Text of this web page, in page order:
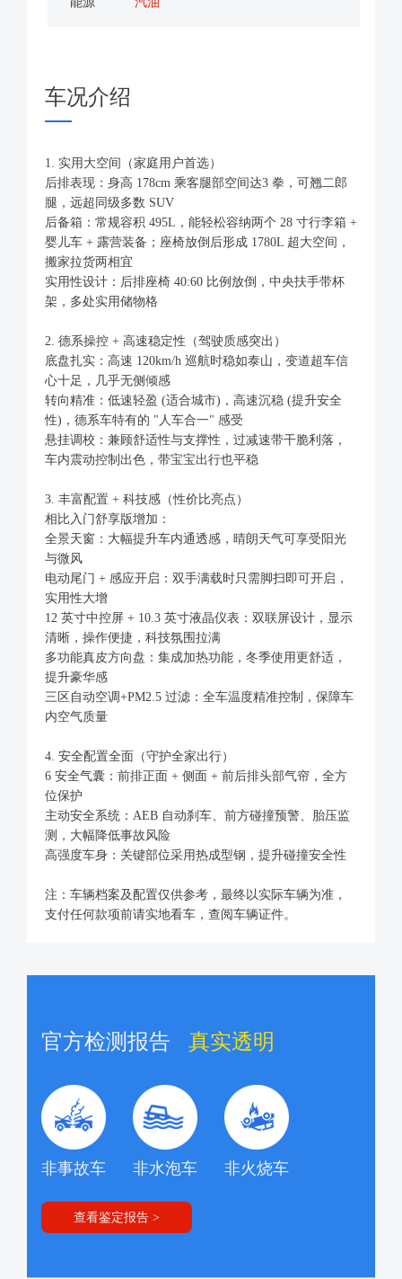
车况介绍
1. 实用大空间（家庭用户首选）
后排表现：身高 178cm 乘客腿部空间达3 拳，可翘二郎
腿，远超同级多数 SUV
后备箱：常规容积 495L，能轻松容纳两个 28 寸行李箱 +
婴儿车 + 露营装备；座椅放倒后形成 1780L 超大空间，
搬家拉货两相宜
实用性设计：后排座椅 40:60 比例放倒，中央扶手带杯
架，多处实用储物格
2. 德系操控 + 高速稳定性（驾驶质感突出）
底盘扎实：高速 120km/h 巡航时稳如泰山，变道超车信
心十足，几乎无侧倾感
转向精准：低速轻盈 (适合城市)，高速沉稳 (提升安全
性)，德系车特有的 "人车合一" 感受
悬挂调校：兼顾舒适性与支撑性，过减速带干脆利落，
车内震动控制出色，带宝宝出行也平稳
3. 丰富配置 + 科技感（性价比亮点）
相比入门舒享版增加：
全景天窗：大幅提升车内通透感，晴朗天气可享受阳光
与微风
电动尾门 + 感应开启：双手满载时只需脚扫即可开启，
实用性大增
12 英寸中控屏 + 10.3 英寸液晶仪表：双联屏设计，显示
清晰，操作便捷，科技氛围拉满
多功能真皮方向盘：集成加热功能，冬季使用更舒适，
提升豪华感
三区自动空调+PM2.5 过滤：全车温度精准控制，保障车
内空气质量
4. 安全配置全面（守护全家出行）
6 安全气囊：前排正面 + 侧面 + 前后排头部气帘，全方
位保护
主动安全系统：AEB 自动刹车、前方碰撞预警、胎压监
测，大幅降低事故风险
高强度车身：关键部位采用热成型钢，提升碰撞安全性
注：车辆档案及配置仅供参考，最终以实际车辆为准，
支付任何款项前请实地看车，查阅车辆证件。
官方检测报告 真实透明
非事故车 非水泡车 非火烧车
查看鉴定报告 >